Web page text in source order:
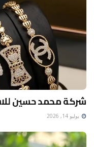
شركة محمد حسين
يوليو 14, 2026